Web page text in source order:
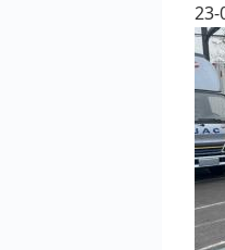
23-